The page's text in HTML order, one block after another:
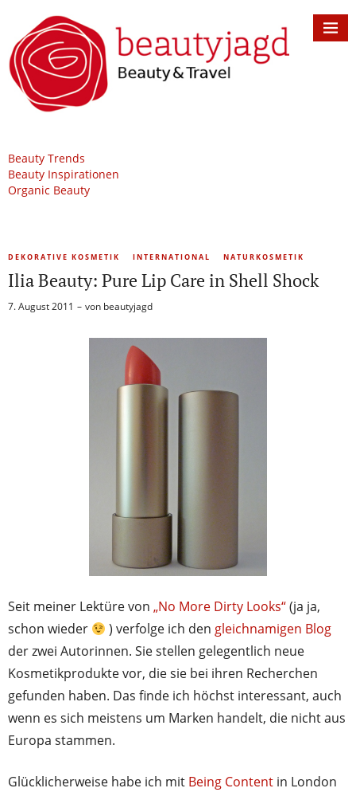
Beauty Trends
Beauty Inspirationen
Organic Beauty
DEKORATIVE KOSMETIK INTERNATIONAL NATURKOSMETIK
Ilia Beauty: Pure Lip Care in Shell Shock
7. August 2011 von beautyjagd
Seit meiner Lektüre von „No More Dirty Looks“(ja ja,
schon wieder
) verfolge ich den gleichnamigen Blog
der zwei Autorinnen. Sie stellen gelegentlich neue
Kosmetikprodukte vor, die sie bei ihren Recherchen
gefunden haben. Das finde ich höchst interessant, auch
wenn es sich meistens um Marken handelt, die nicht aus
Europa stammen.
Glücklicherweise habe ich mit Being Content in London